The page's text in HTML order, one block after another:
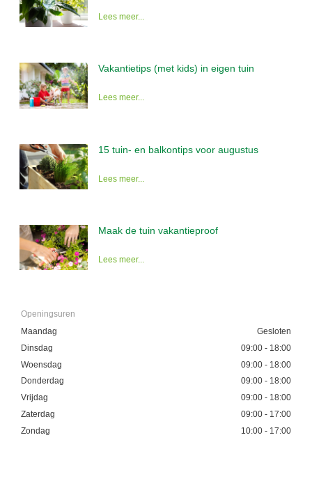
Lees meer...
Vakantietips (met kids) in eigen tuin
Lees meer...
15 tuin- en balkontips voor augustus
Lees meer...
Maak de tuin vakantieproof
Lees meer...
Openingsuren
Maandag
Gesloten
Dinsdag
09:00 - 18:00
Woensdag
09:00 - 18:00
Donderdag
09:00 - 18:00
Vrijdag
09:00 - 18:00
Zaterdag
09:00 - 17:00
Zondag
10:00 - 17:00